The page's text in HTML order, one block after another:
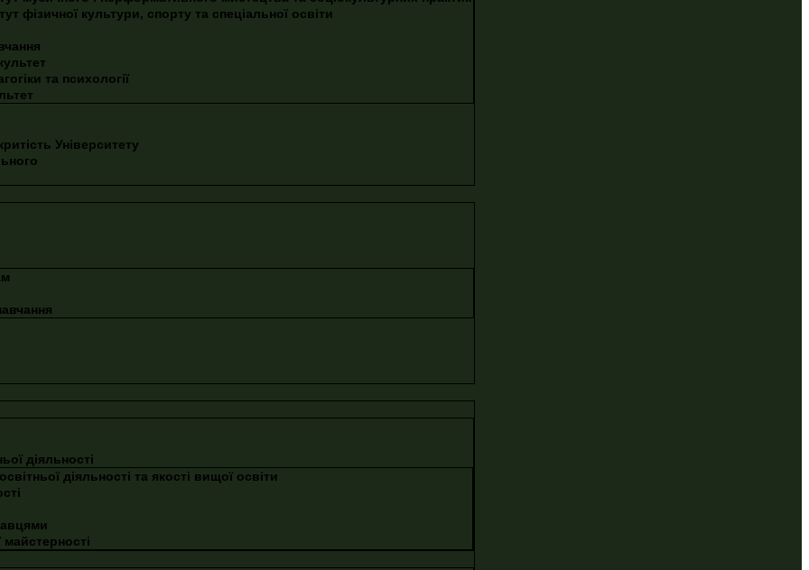
фізичної культури, спорту та спеціальної освіти
та психології
Університету
діяльності
діяльності та якості вищої освіти